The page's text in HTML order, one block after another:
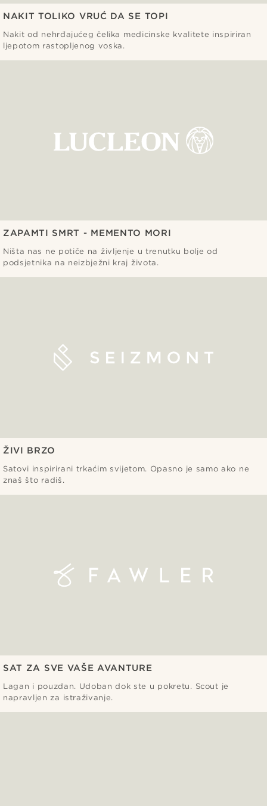
NAKIT TOLIKO VRUĆ DA SE TOPI
Nakit od nehrđajućeg čelika medicinske kvalitete inspiriran
ljepotom rastopljenog voska.
ZAPAMTI SMRT - MEMENTO MORI
Ništa nas ne potiče na življenje u trenutku bolje od
podsjetnika na neizbježni kraj života.
ŽIVI BRZO
Satovi inspirirani trkaćim svijetom. Opasno je samo ako ne
znaš što radiš.
SAT ZA SVE VAŠE AVANTURE
Lagan i pouzdan. Udoban dok ste u pokretu. Scout je
napravljen za istraživanje.